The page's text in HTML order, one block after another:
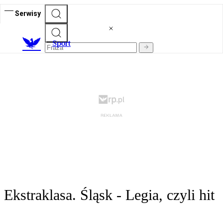
Serwisy
Sport
Ekstraklasa. Śląsk - Legia, czyli hit